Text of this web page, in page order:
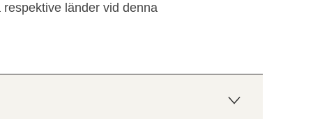
länder vid denna